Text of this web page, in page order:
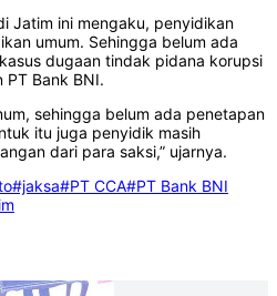
Jatim ini mengaku, penyidikan
umum. Sehingga belum ada
dugaan tindak pidana korupsi
Bank BNI.
sehingga belum ada penetapan
itu juga penyidik masih
dari para saksi,” ujarnya.
#jaksa#PT CCA#PT Bank BNI